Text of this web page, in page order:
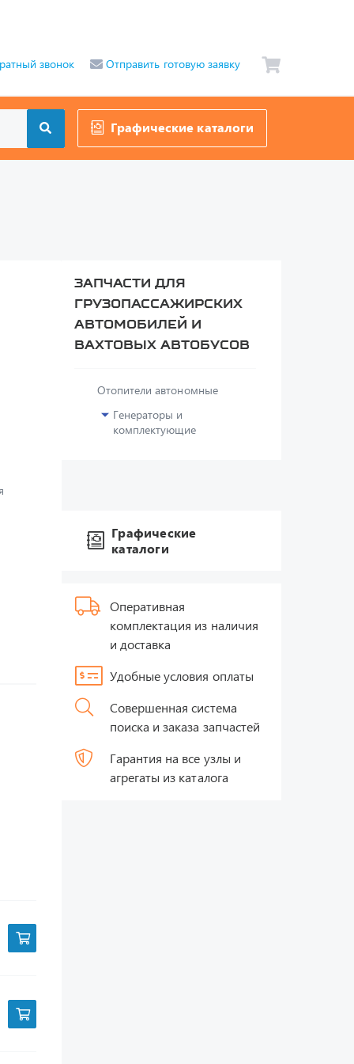
звонок Отправить готовую заявку
Графические каталоги
Запчасти для
грузопассажирских
автомобилей и
вахтовых автобусов
Отопители автономные
Генераторы и
комплектующие
Графические
каталоги
Оперативная
комплектация из наличия
и доставка
Удобные условия оплаты
Совершенная система
поиска и заказа запчастей
Гарантия на все узлы и
агрегаты из каталога